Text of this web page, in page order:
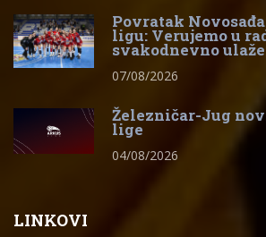
Povratak
ligu: Verujemo u
svakodnevno
07/08/2026
Železničar-Jug
lige
04/08/2026
LINKOVI